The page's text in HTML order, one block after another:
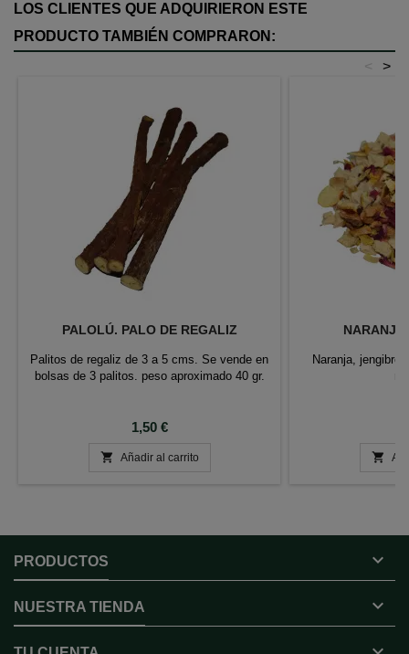
LOS CLIENTES QUE ADQUIRIERON ESTE
PRODUCTO TAMBIÉN COMPRARON:
>
<
PALOLÚ. PALO DE REGALIZ
Palitos de regaliz de 3 a 5 cms. Se vende en
bolsas de 3 palitos. peso aproximado 40 gr.
Precio
1,50 €
 Añadir al carrito
Naranja,

PRODUCTOS 
NUESTRA TIENDA 